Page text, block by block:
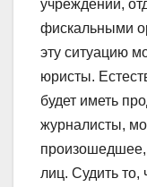
учреждении,
фискальными
эту ситуацию
юристы.
будет иметь
журналисты,
лиц. Судить то,